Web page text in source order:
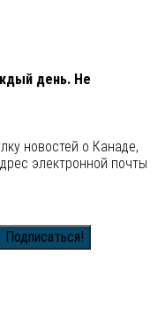
день. Не
новостей о Канаде,